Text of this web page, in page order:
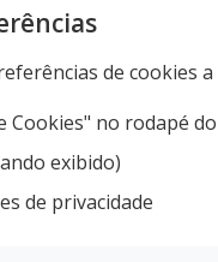
de cookies
Cookies" no rodapé
exibido)
de privacidade